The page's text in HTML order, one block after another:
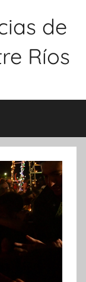
de
Ríos